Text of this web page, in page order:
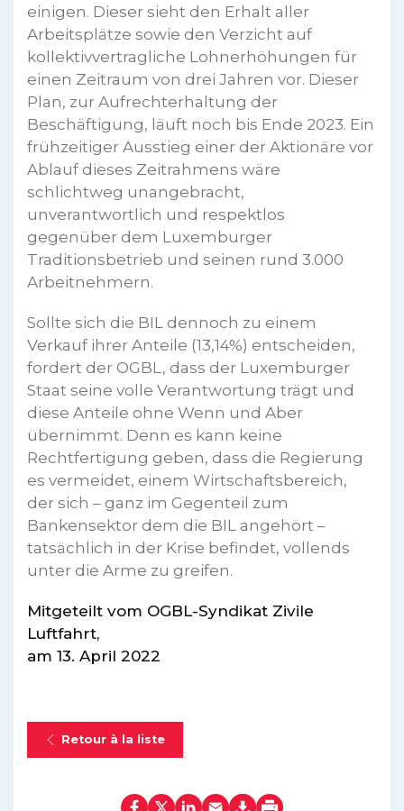
einigen. Dieser sieht den Erhalt aller
Arbeitsplätze sowie den Verzicht auf
kollektivvertragliche Lohnerhöhungen für
einen Zeitraum von drei Jahren vor. Dieser
Plan, zur Aufrechterhaltung der
Beschäftigung, läuft noch bis Ende 2023. Ein
frühzeitiger Ausstieg einer der Aktionäre vor
Ablauf dieses Zeitrahmens wäre
schlichtweg unangebracht,
unverantwortlich und respektlos
gegenüber dem Luxemburger
Traditionsbetrieb und seinen rund 3.000
Arbeitnehmern.
Sollte sich die BIL dennoch zu einem
Verkauf ihrer Anteile (13,14%) entscheiden,
fordert der OGBL, dass der Luxemburger
Staat seine volle Verantwortung trägt und
diese Anteile ohne Wenn und Aber
übernimmt. Denn es kann keine
Rechtfertigung geben, dass die Regierung
es vermeidet, einem Wirtschaftsbereich,
der sich – ganz im Gegenteil zum
Bankensektor dem die BIL angehört –
tatsächlich in der Krise befindet, vollends
unter die Arme zu greifen.
Mitgeteilt vom OGBL-Syndikat Zivile
Luftfahrt,
am 13. April 2022
Retour à la liste